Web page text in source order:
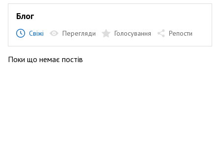
Блог
Свіжі Перегляди Голосування Репости
Поки що немає постів